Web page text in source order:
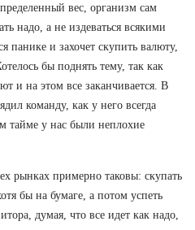
вес, организм сам
надо, а не издеваться всякими
панике и захочет скупить валюту,
бы поднять тему, так как
и на этом все заканчивается. В
команду, как у него всегда
тайме у нас были неплохие
рынках примерно таковы: скупать
бы на бумаге, а потом успеть
думая, что все идет как надо,